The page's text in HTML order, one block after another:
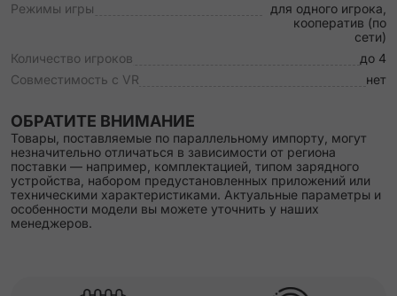
Режимы игры
для одного игрока,
кооператив (по
сети)
Количество игроков
до 4
Совместимость с VR
нет
ОБРАТИТЕ ВНИМАНИЕ
Товары, поставляемые по параллельному импорту, могут
незначительно отличаться в зависимости от региона
поставки — например, комплектацией, типом зарядного
устройства, набором предустановленных приложений или
техническими характеристиками. Актуальные параметры и
особенности модели вы можете уточнить у наших
менеджеров.